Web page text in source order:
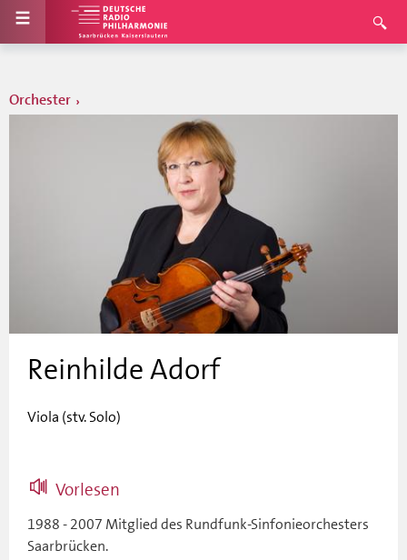
Orchester
Reinhilde Adorf
Viola (stv. Solo)
Vorlesen
1988 - 2007 Mitglied des Rundfunk-Sinfonieorchesters
Saarbrücken.